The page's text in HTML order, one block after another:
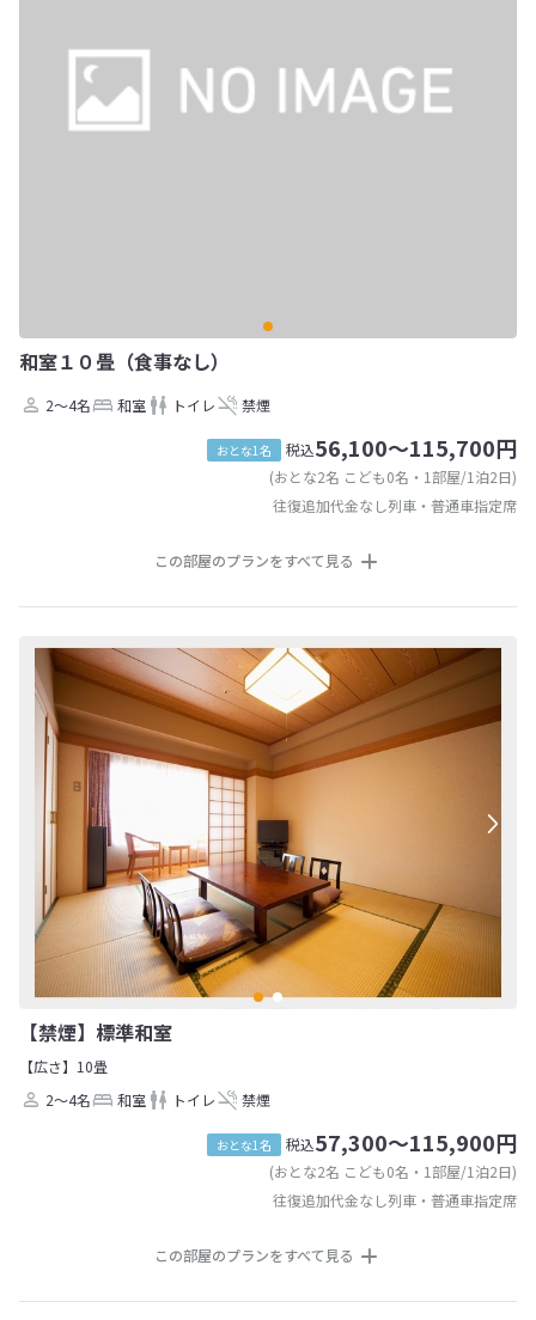
和室１０畳（食事なし）
2～4名 和室 トイレ 禁煙
おとな1名 税込56,100～115,700円
(おとな2名 こども0名・1部屋/1泊2日)
往復追加代金なし列車・普通車指定席
この部屋のプランをすべて見る
【禁煙】標準和室
【広さ】10畳
2～4名
和室 トイレ 禁煙
おとな1名 税込57,300～115,900円
(おとな2名 こども0名・1部屋/1泊2日)
往復追加代金なし列車・普通車指定席
この部屋のプランをすべて見る